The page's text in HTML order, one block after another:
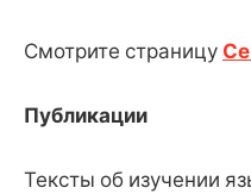
Смотрите страницу
Публикации
Тексты об изучении